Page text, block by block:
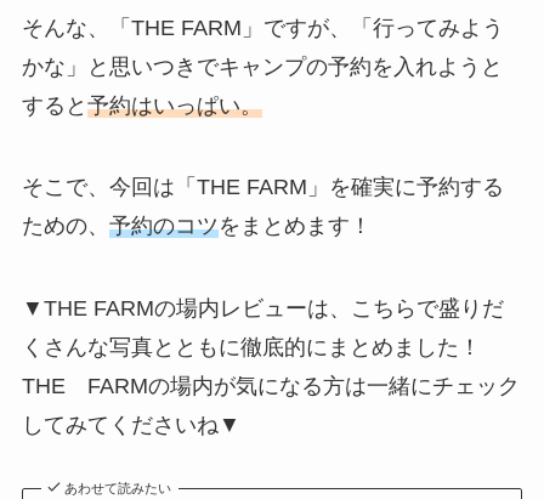
そんな、「THE FARM」ですが、「行ってみよう
かな」と思いつきでキャンプの予約を入れようと
すると 予約はいっぱい。
そこで、今回は「THE FARM」を確実に予約する
ための、 予約のコツをまとめます！
▼THE FARMの場内レビューは、こちらで盛りだ
くさんな写真とともに徹底的にまとめました！
THE FARMの場内が気になる方は一緒にチェック
してみてくださいね▼
あわせて読みたい